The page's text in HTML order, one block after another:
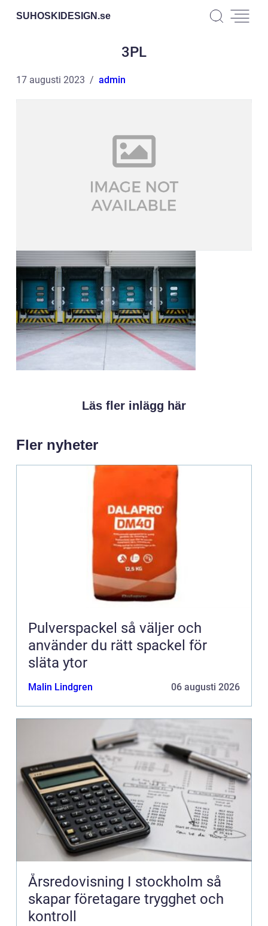
SUHOSKIDESIGN.se
3PL
17 augusti 2023 admin
Läs fler inlägg här
Fler nyheter
Pulverspackel så väljer och
använder du rätt spackel för
släta ytor
Malin Lindgren 06 augusti 2026
Årsredovisning I stockholm så
skapar företagare trygghet och
kontroll